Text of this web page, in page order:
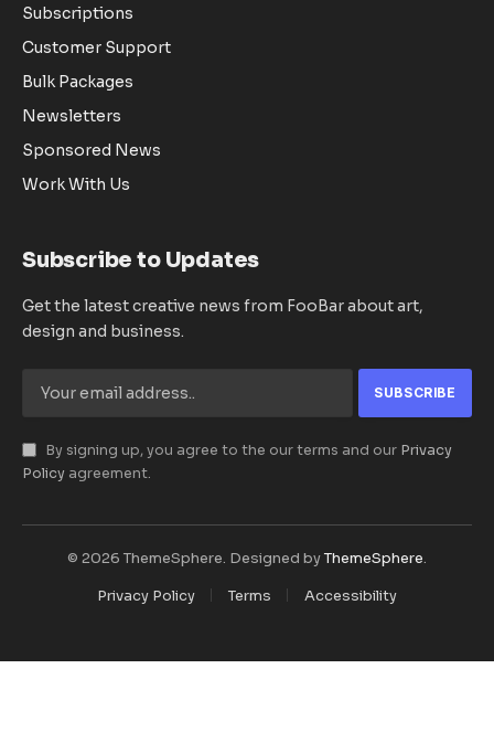
Subscriptions
Customer Support
Bulk Packages
Newsletters
Sponsored News
Work With Us
Subscribe to Updates
Get the latest creative news from FooBar about art,
design and business.
By signing up, you agree to the our terms and our Privacy
Policy agreement.
© 2026 ThemeSphere. Designed byThemeSphere.
Privacy Policy
Terms Accessibility